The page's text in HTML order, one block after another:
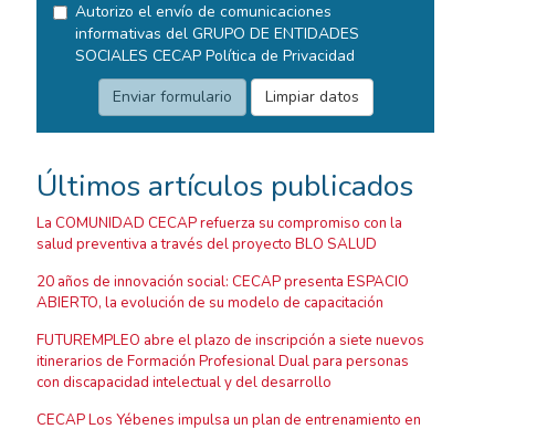
Autorizo el envío de comunicaciones
informativas del GRUPO DE ENTIDADES
SOCIALES CECAP Política de Privacidad
Últimos artículos publicados
La COMUNIDAD CECAP refuerza su compromiso con la
salud preventiva a través del proyecto BLO SALUD
20 años de innovación social: CECAP presenta ESPACIO
ABIERTO, la evolución de su modelo de capacitación
FUTUREMPLEO abre el plazo de inscripción a siete nuevos
itinerarios de Formación Profesional Dual para personas
con discapacidad intelectual y del desarrollo
CECAP Los Yébenes impulsa un plan de entrenamiento en